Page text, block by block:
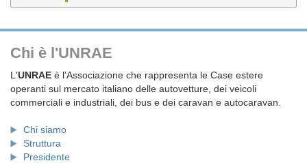
Chi è l'UNRAE
L'UNRAE è l'Associazione che rappresenta le Case estere
operanti sul mercato italiano delle autovetture, dei veicoli
commerciali e industriali, dei bus e dei caravan e autocaravan.
Chi siamo
Struttura
Presidente